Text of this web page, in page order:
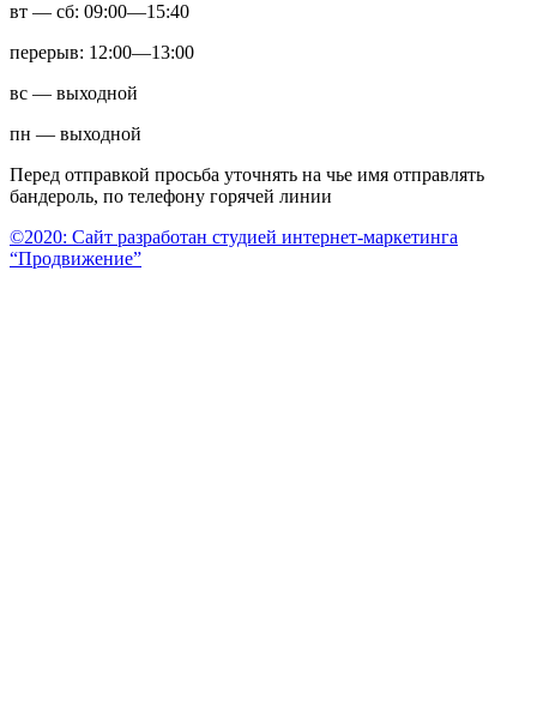
вт — сб: 09:00—15:40
перерыв: 12:00—13:00
вс — выходной
пн — выходной
Перед отправкой просьба уточнять на чье имя отправлять
бандероль, по телефону горячей линии
©2020: Сайт разработан студией интернет-маркетинга
“Продвижение”